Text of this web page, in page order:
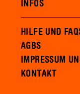
INFOS
HILFE UND
AGBS
IMPRESSUM
KONTAKT